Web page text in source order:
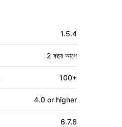
1.5.4
2 বছর আগে
100+
4.0 or higher
6.7.6